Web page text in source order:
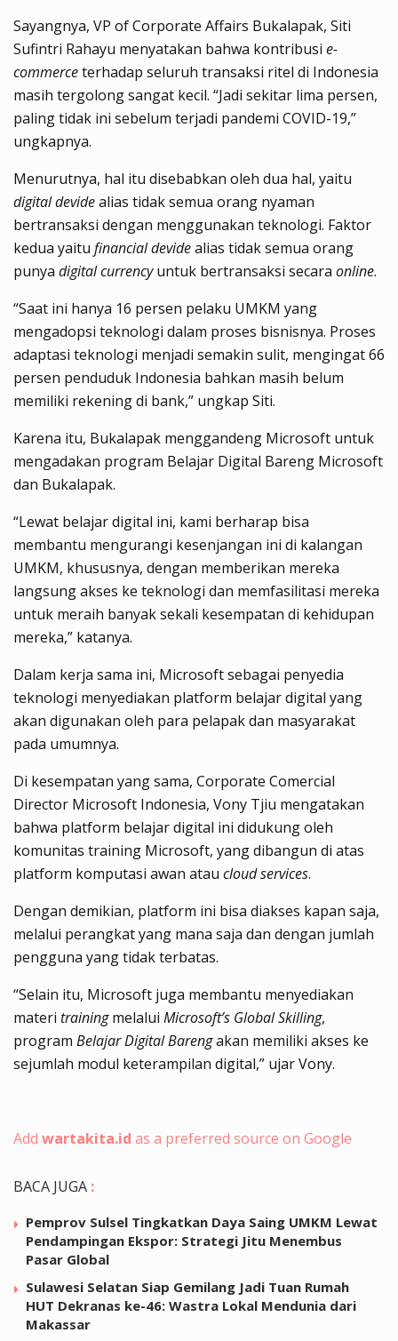
Sayangnya, VP of Corporate Affairs Bukalapak, Siti
Sufintri Rahayu menyatakan bahwa kontribusi e-
commerceterhadap seluruh transaksi ritel di Indonesia
masih tergolong sangat kecil. “Jadi sekitar lima persen,
paling tidak ini sebelum terjadi pandemi COVID-19,”
ungkapnya.
Menurutnya, hal itu disebabkan oleh dua hal, yaitu
digital devidealias tidak semua orang nyaman
bertransaksi dengan menggunakan teknologi. Faktor
kedua yaitu financial devidealias tidak semua orang
punya digital currencyuntuk bertransaksi secara online.
“Saat ini hanya 16 persen pelaku UMKM yang
mengadopsi teknologi dalam proses bisnisnya. Proses
adaptasi teknologi menjadi semakin sulit, mengingat 66
persen penduduk Indonesia bahkan masih belum
memiliki rekening di bank,” ungkap Siti.
Karena itu, Bukalapak menggandeng Microsoft untuk
mengadakan program Belajar Digital Bareng Microsoft
dan Bukalapak.
“Lewat belajar digital ini, kami berharap bisa
membantu mengurangi kesenjangan ini di kalangan
UMKM, khususnya, dengan memberikan mereka
langsung akses ke teknologi dan memfasilitasi mereka
untuk meraih banyak sekali kesempatan di kehidupan
mereka,” katanya.
Dalam kerja sama ini, Microsoft sebagai penyedia
teknologi menyediakan platform belajar digital yang
akan digunakan oleh para pelapak dan masyarakat
pada umumnya.
Di kesempatan yang sama, Corporate Comercial
Director Microsoft Indonesia, Vony Tjiu mengatakan
bahwa platform belajar digital ini didukung oleh
komunitas training Microsoft, yang dibangun di atas
platform komputasi awan atau cloud services.
Dengan demikian, platform ini bisa diakses kapan saja,
melalui perangkat yang mana saja dan dengan jumlah
pengguna yang tidak terbatas.
“Selain itu, Microsoft juga membantu menyediakan
materi trainingmelalui Microsoft’s Global Skilling,
program Belajar Digital Barengakan memiliki akses ke
sejumlah modul keterampilan digital,” ujar Vony.
Add wartakita.id as a preferred source on Google
BACA JUGA :
Pemprov Sulsel Tingkatkan Daya Saing UMKM Lewat
Pendampingan Ekspor: Strategi Jitu Menembus
Pasar Global
Sulawesi Selatan Siap Gemilang Jadi Tuan Rumah
HUT Dekranas ke-46: Wastra Lokal Mendunia dari
Makassar